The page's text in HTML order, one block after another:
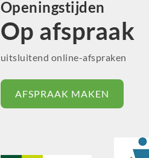
Openingstijden
Op afspraak
uitsluitend online-afspraken
AFSPRAAK MAKEN